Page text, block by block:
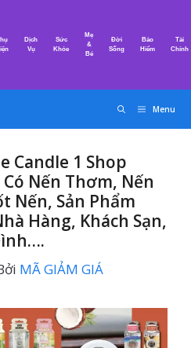
Dịch
Vụ
Sức
Khỏe
Mẹ
&
Bé
Đời
Sống
Bảo
Hiểm
Tài
Chính
Menu
Candle 1 Shop
Nến Thơm, Nến
Nến, Sản Phẩm
Hàng, Khách Sạn,
MÃ GIẢM GIÁ